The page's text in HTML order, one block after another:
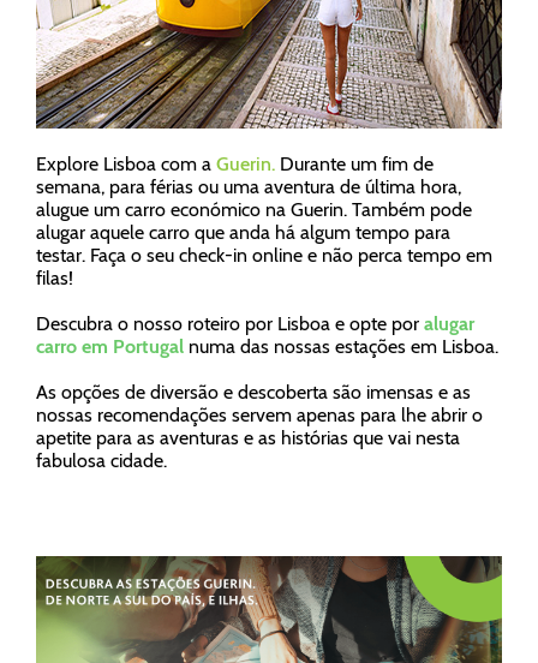
Explore Lisboa com a Guerin. Durante um fim de
semana, para férias ou uma aventura de última hora,
alugue um carro económico na Guerin. Também pode
alugar aquele carro que anda há algum tempo para
testar. Faça o seu check-in online e não perca tempo em
filas!
Descubra o nosso roteiro por Lisboa e opte por alugar
carro em Portugal numa das nossas estações em Lisboa.
As opções de diversão e descoberta são imensas e as
nossas recomendações servem apenas para lhe abrir o
apetite para as aventuras e as histórias que vai nesta
fabulosa cidade.